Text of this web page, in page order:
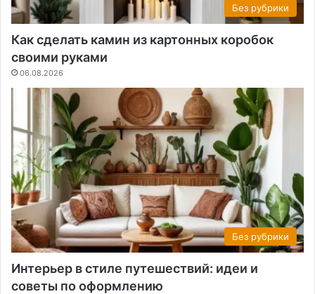
Без рубрики
Как сделать камин из картонных коробок
своими руками
06.08.2026
Без рубрики
Интерьер в стиле путешествий: идеи и
советы по оформлению